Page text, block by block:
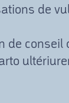
de
de